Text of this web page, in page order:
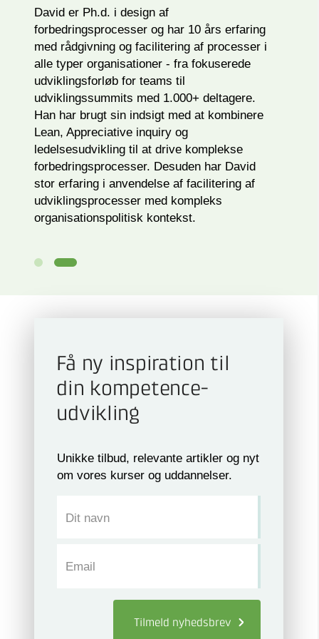
Ole er specialist i Design Thinking,
Innovation Management, Business Model
Innovation og teknologisk transformation.
Ole har en PhD i Design Thinking og
Disruptive Innovation fra DTU og Stanford
University.
Få ny inspiration til
din kompetence­
udvikling
Unikke tilbud, relevante artikler og nyt
om vores kurser og uddannelser.
Dit navn
Email
Tilmeld nyhedsbrev